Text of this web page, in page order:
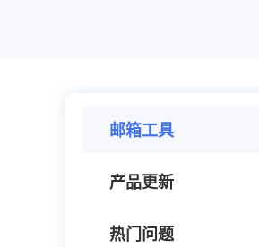
邮箱工具
产品更新
热门问题